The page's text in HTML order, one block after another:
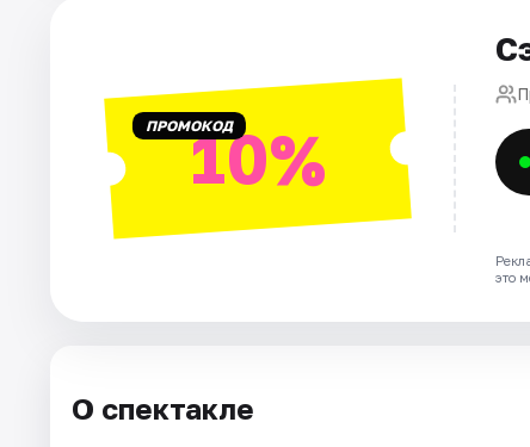
ПРОМОКОД10%
это
О спектакле